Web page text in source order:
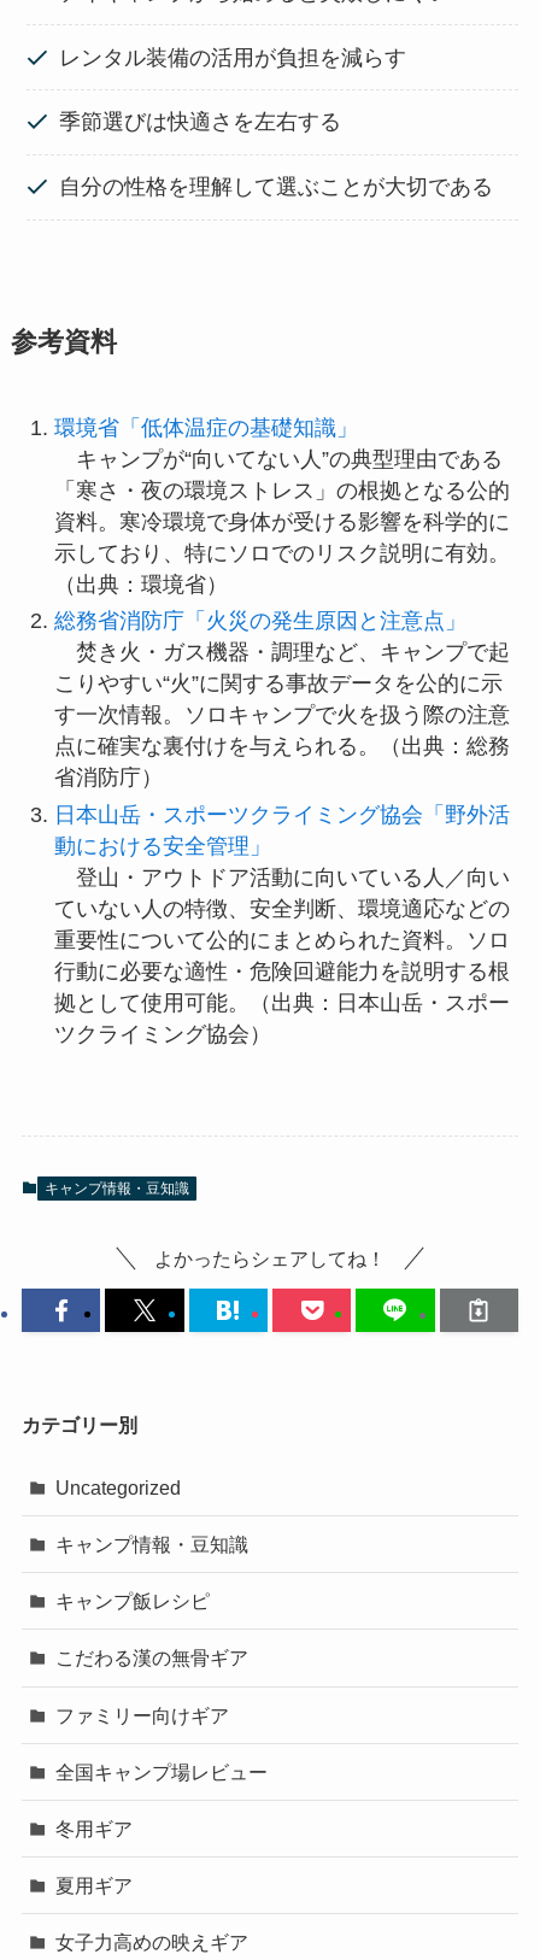
レンタル装備の活用が負担を減らす
季節選びは快適さを左右する
自分の性格を理解して選ぶことが大切である
参考資料
環境省「低体温症の基礎知識」
キャンプが“向いてない人”の典型理由である
「寒さ・夜の環境ストレス」の根拠となる公的
資料。寒冷環境で身体が受ける影響を科学的に
示しており、特にソロでのリスク説明に有効。
（出典：環境省）
総務省消防庁「火災の発生原因と注意点」
焚き火・ガス機器・調理など、キャンプで起
こりやすい“火”に関する事故データを公的に示
す一次情報。ソロキャンプで火を扱う際の注意
点に確実な裏付けを与えられる。（出典：総務
省消防庁）
日本山岳・スポーツクライミング協会「野外活
動における安全管理」
登山・アウトドア活動に向いている人／向い
ていない人の特徴、安全判断、環境適応などの
重要性について公的にまとめられた資料。ソロ
行動に必要な適性・危険回避能力を説明する根
拠として使用可能。（出典：日本山岳・スポー
ツクライミング協会）
キャンプ情報・豆知識
よかったらシェアしてね！
カテゴリー別
Uncategorized
キャンプ情報・豆知識
キャンプ飯レシピ
こだわる漢の無骨ギア
ファミリー向けギア
全国キャンプ場レビュー
冬用ギア
夏用ギア
女子力高めの映えギア